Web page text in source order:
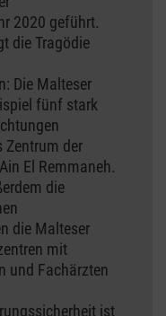
2020 geführt.
die Tragödie
Die Malteser
fünf stark
Zentrum der
El Remmaneh.
die
die Malteser
mit
und Fachärzten
ist